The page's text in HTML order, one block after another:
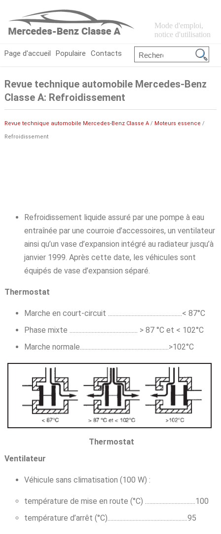
Mode d'emploi,
notice d'utilisation
Page d'accueil Populaire Contacts
Revue technique automobile Mercedes-Benz
Classe A: Refroidissement
Revue technique automobile Mercedes-Benz Classe A/ Moteurs essence /
Refroidissement
Refroidissement liquide assuré par une pompe à eau
entraînée par une courroie d’accessoires, un ventilateur
ainsi qu’un vase d’expansion intégré au radiateur jusqu’à
janvier 1999. Après cette date, les véhicules sont
équipés de vase d’expansion séparé.
Thermostat
Marche en court-circuit ..................................................< 87°C
Phase mixte .............................................. > 87 °C et < 102°C
Marche normale............................................................>102°C
Thermostat
Ventilateur
Véhicule sans climatisation (100 W) :
température de mise en route (°C) ..................................100
température d’arrêt (°C)......................................................95